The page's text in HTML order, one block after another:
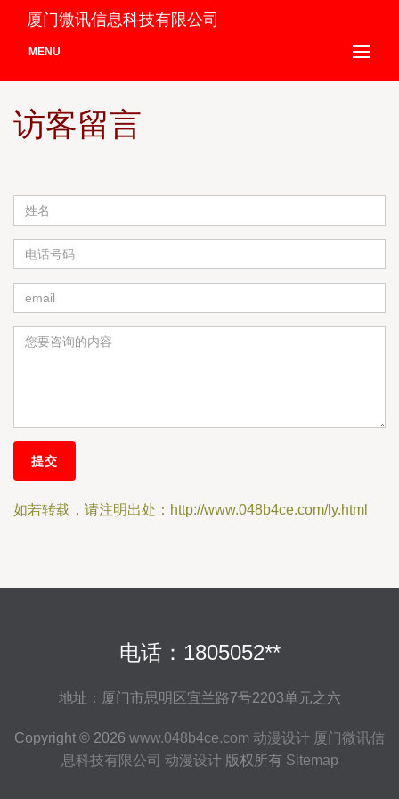
厦门微讯信息科技有限公司
MENU
访客留言
如若转载，请注明出处：http://www.048b4ce.com/ly.html
电话：1805052**
地址：厦门市思明区宜兰路7号2203单元之六
Copyright © 2026 www.048b4ce.com 动漫设计 厦门微讯信
息科技有限公司 动漫设计版权所有 Sitemap